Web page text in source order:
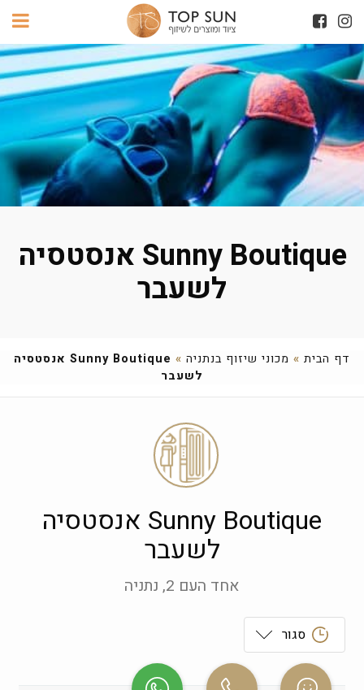
Sunny Boutique אנסטסיה
לשעבר
דף הבית » מכוני שיזוף בנתניה »
Sunny Boutique אנסטסיה
לשעבר
Sunny Boutique אנסטסיה
לשעבר
אחד העם 2, נתניה
סגור
ראשון